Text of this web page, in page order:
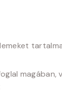
magában,